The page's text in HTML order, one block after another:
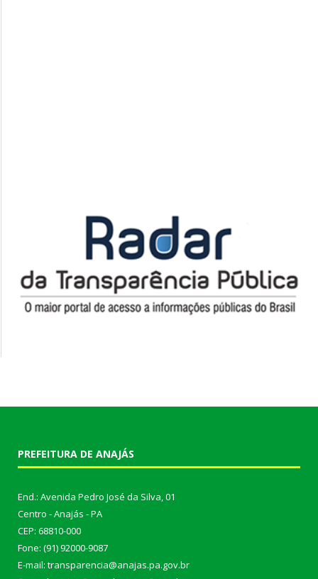
PREFEITURA DE ANAJÁS
End.: Avenida Pedro José da Silva, 01
Centro - Anajás - PA
CEP: 68810-000
Fone: (91) 92000-9087
E-mail: transparencia@anajas.pa.gov.br